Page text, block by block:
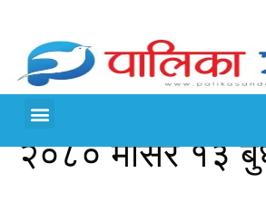
२०८० मंसिर १३